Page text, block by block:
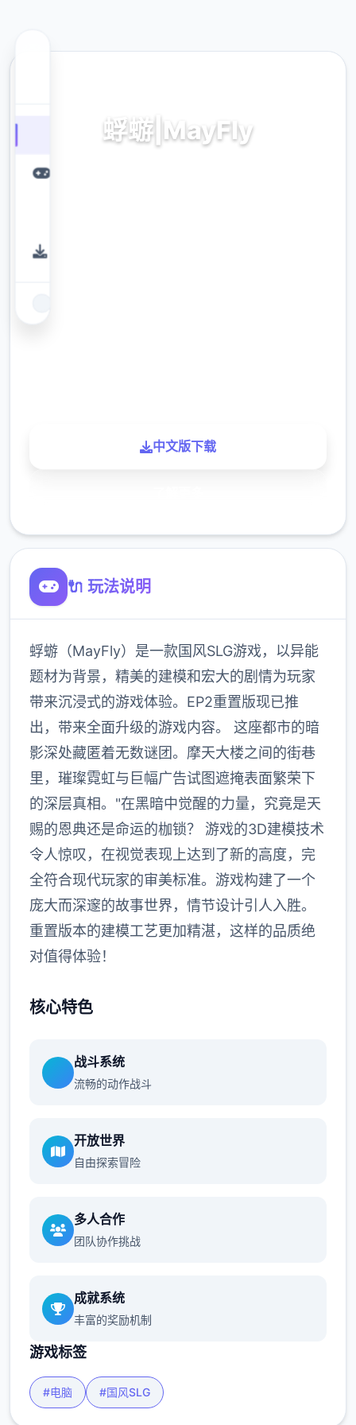
蜉蝣|MayFly
中文版下载
🔌 玩法说明
蜉蝣（MayFly）是一款国风SLG游戏，以异能
题材为背景，精美的建模和宏大的剧情为玩家
带来沉浸式的游戏体验。EP2重置版现已推
出，带来全面升级的游戏内容。 这座都市的暗
影深处藏匿着无数谜团。摩天大楼之间的街巷
里，璀璨霓虹与巨幅广告试图遮掩表面繁荣下
的深层真相。"在黑暗中觉醒的力量，究竟是天
赐的恩典还是命运的枷锁？ 游戏的3D建模技术
令人惊叹，在视觉表现上达到了新的高度，完
全符合现代玩家的审美标准。游戏构建了一个
庞大而深邃的故事世界，情节设计引人入胜。
重置版本的建模工艺更加精湛，这样的品质绝
对值得体验！
核心特色
战斗系统
流畅的动作战斗
开放世界
自由探索冒险
多人合作
团队协作挑战
成就系统
丰富的奖励机制
游戏标签
#电脑 #国风SLG